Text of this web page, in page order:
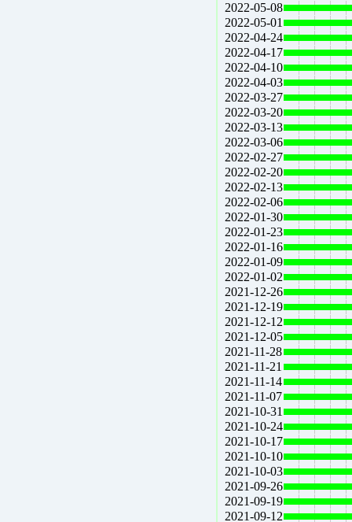
2022-05-08
2022-05-01
2022-04-24
2022-04-17
2022-04-10
2022-04-03
2022-03-27
2022-03-20
2022-03-13
2022-03-06
2022-02-27
2022-02-20
2022-02-13
2022-02-06
2022-01-30
2022-01-23
2022-01-16
2022-01-09
2022-01-02
2021-12-26
2021-12-19
2021-12-12
2021-12-05
2021-11-28
2021-11-21
2021-11-14
2021-11-07
2021-10-31
2021-10-24
2021-10-17
2021-10-10
2021-10-03
2021-09-26
2021-09-19
2021-09-12